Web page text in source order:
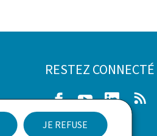
JE REFUSE
RESTEZ CONNECTÉ
FacebookYoutubeLinkedIn